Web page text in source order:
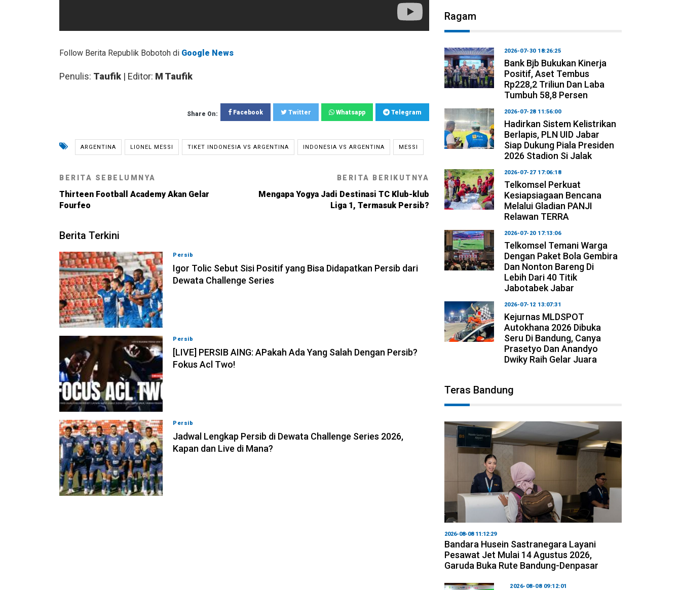
Follow Berita Republik Bobotoh di Google News
Penulis: Taufik | Editor: M Taufik
Share On: Facebook Twitter Whatsapp Telegram
ARGENTINA LIONEL MESSI TIKET INDONESIA VS ARGENTINA INDONESIA VS ARGENTINA MESSI
BERITA SEBELUMNYA
Thirteen Football Academy Akan Gelar
Fourfeo
BERITA BERIKUTNYA
Mengapa Yogya Jadi Destinasi TC Klub-klub
Liga 1, Termasuk Persib?
Berita Terkini
Persib
Igor Tolic Sebut Sisi Positif yang Bisa Didapatkan Persib dari
Dewata Challenge Series
Persib
[LIVE] PERSIB AING: APakah Ada Yang Salah Dengan Persib?
Fokus Acl Two!
Persib
Jadwal Lengkap Persib di Dewata Challenge Series 2026,
Kapan dan Live di Mana?
Ragam
2026-07-30 18:26:25
Bank Bjb Bukukan Kinerja
Positif, Aset Tembus
Rp228,2 Triliun Dan Laba
Tumbuh 58,8 Persen
2026-07-28 11:56:00
Hadirkan Sistem Kelistrikan
Berlapis, PLN UID Jabar
Siap Dukung Piala Presiden
2026 Stadion Si Jalak
2026-07-27 17:06:18
Telkomsel Perkuat
Kesiapsiagaan Bencana
Melalui Gladian PANJI
Relawan TERRA
2026-07-20 17:13:06
Telkomsel Temani Warga
Dengan Paket Bola Gembira
Dan Nonton Bareng Di
Lebih Dari 40 Titik
Jabotabek Jabar
2026-07-12 13:07:31
Kejurnas MLDSPOT
Autokhana 2026 Dibuka
Seru Di Bandung, Canya
Prasetyo Dan Anandyo
Dwiky Raih Gelar Juara
Teras Bandung
2026-08-08 11:12:29
Bandara Husein Sastranegara Layani
Pesawat Jet Mulai 14 Agustus 2026,
Garuda Buka Rute Bandung-Denpasar
2026-08-08 09:12:01